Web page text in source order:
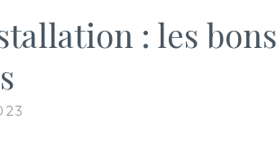
: les bons